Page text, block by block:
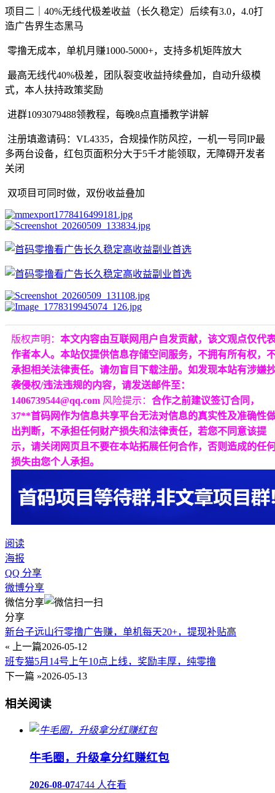
项目二｜40%无线代极差收益（长久稳定）后续有3.0，4.0打
造广告界生态黑马
零撸无成本，单机月赚1000-5000+，支持多机矩阵放大
最高无线代40%极差，团队裂变收益持续叠加，自动升级模
式，本人扶持政策奖励
进群1093079488领教程，每晚8点直播教学讲解
注册填邀请码：VL4335，合规操作防风控，一机一号同IP最
多两台设备，红包页面积分大于5千才能领取，无障碍开发者
关闭
双项目可同时做，双份收益叠加
版权声明： 本文内容由互联网用户自发贡献，该文观点仅代
作者本人。本站仅提供信息存储空间服务，不拥有所有权，
承担相关法律责任。请勿盲目下载注册。如发现本站有涉嫌
袭侵权/违法违规的内容，请发送邮件至：
1406739544@qq.com 风险提示： 合作之前建议签订合同，
37**首码网作为信息共享平台无法对信息的真实性及准确性
出判断，不承担任何财产损失和法律责任，若您不同意该提
示，请关闭网页且不要在本站拓展任何合作，否则造成的任
损失由您个人承担。
阅读
海报
QQ 分享
微博分享
微信分享
分享
新台子远山行零撸广告赚，单机每天20+，提现补贴高
« 上一篇2026-05-12
班专猫5月14号上午10点上线，奖励丰厚，纯零撸
下一篇 »2026-05-13
相关阅读
牛毛圈，升级拿分红赚红包
2026-08-074744 人在看